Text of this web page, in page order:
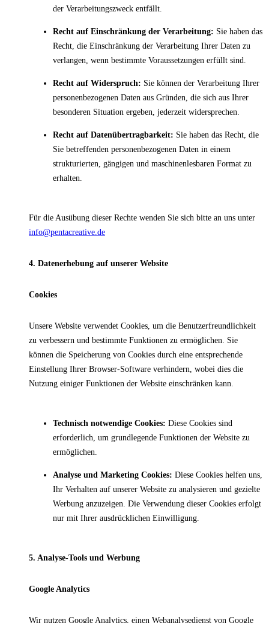
der Verarbeitungszweck entfällt.
Recht auf Einschränkung der Verarbeitung: Sie haben das
Recht, die Einschränkung der Verarbeitung Ihrer Daten zu
verlangen, wenn bestimmte Voraussetzungen erfüllt sind.
Recht auf Widerspruch: Sie können der Verarbeitung Ihrer
personenbezogenen Daten aus Gründen, die sich aus Ihrer
besonderen Situation ergeben, jederzeit widersprechen.
Recht auf Datenübertragbarkeit: Sie haben das Recht, die
Sie betreffenden personenbezogenen Daten in einem
strukturierten, gängigen und maschinenlesbaren Format zu
erhalten.
Für die Ausübung dieser Rechte wenden Sie sich bitte an uns unter
info@pentacreative.de
4. Datenerhebung auf unserer Website
Cookies
Unsere Website verwendet Cookies, um die Benutzerfreundlichkeit
zu verbessern und bestimmte Funktionen zu ermöglichen. Sie
können die Speicherung von Cookies durch eine entsprechende
Einstellung Ihrer Browser-Software verhindern, wobei dies die
Nutzung einiger Funktionen der Website einschränken kann.
Technisch notwendige Cookies: Diese Cookies sind
erforderlich, um grundlegende Funktionen der Website zu
ermöglichen.
Analyse und Marketing Cookies: Diese Cookies helfen uns,
Ihr Verhalten auf unserer Website zu analysieren und gezielte
Werbung anzuzeigen. Die Verwendung dieser Cookies erfolgt
nur mit Ihrer ausdrücklichen Einwilligung.
5. Analyse-Tools und Werbung
Google Analytics
Wir nutzen Google Analytics, einen Webanalysedienst von Google